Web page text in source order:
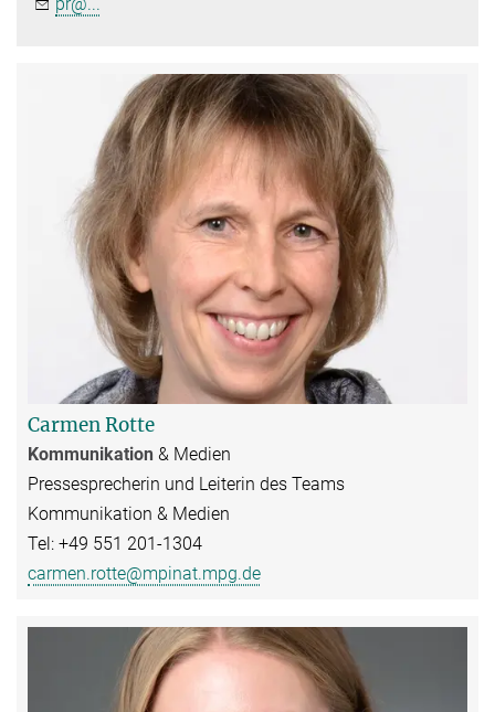
pr@...
Carmen Rotte
Kommunikation & Medien
Pressesprecherin und Leiterin des Teams
Kommunikation & Medien
Tel: +49 551 201-1304
carmen.rotte@mpinat.mpg.de